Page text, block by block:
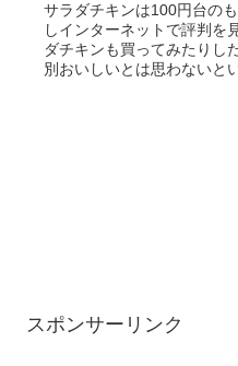
サラダチキンは100円台の
しインターネットで評判を
ダチキンも買ってみたりし
別おいしいとは思わないと
スポンサーリンク